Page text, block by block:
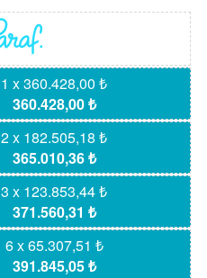
1 x 360.428,00 ₺
360.428,00 ₺
2 x 182.505,18 ₺
365.010,36 ₺
3 x 123.853,44 ₺
371.560,31 ₺
6 x 65.307,51 ₺
391.845,05 ₺